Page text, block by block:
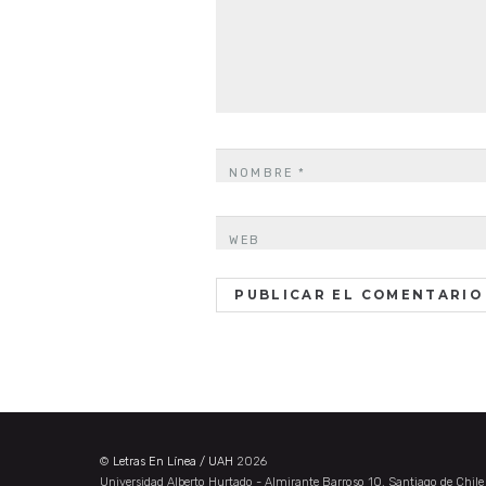
NOMBRE*
WEB
© Letras En Línea / UAH 2026
Universidad Alberto Hurtado - Almirante Barroso 10, Santiago de